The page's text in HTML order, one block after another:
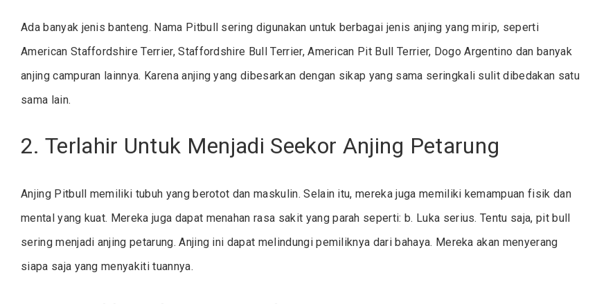
Ada banyak jenis banteng. Nama Pitbull sering digunakan untuk berbagai jenis anjing yang mirip, seperti
American Staffordshire Terrier, Staffordshire Bull Terrier, American Pit Bull Terrier, Dogo Argentino dan banyak
anjing campuran lainnya. Karena anjing yang dibesarkan dengan sikap yang sama seringkali sulit dibedakan satu
sama lain.
2. Terlahir Untuk Menjadi Seekor Anjing Petarung
Anjing Pitbull memiliki tubuh yang berotot dan maskulin. Selain itu, mereka juga memiliki kemampuan fisik dan
mental yang kuat. Mereka juga dapat menahan rasa sakit yang parah seperti: b. Luka serius. Tentu saja, pit bull
sering menjadi anjing petarung. Anjing ini dapat melindungi pemiliknya dari bahaya. Mereka akan menyerang
siapa saja yang menyakiti tuannya.